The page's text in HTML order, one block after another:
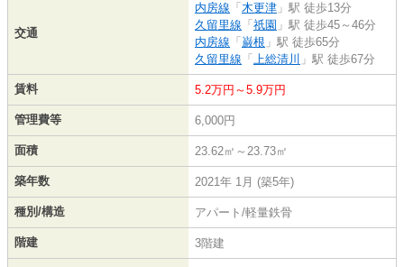
交通
内房線 「 木更津 」駅 徒歩13分
久留里線 「 祇園 」駅 徒歩45～46分
内房線 「 巌根 」駅 徒歩65分
久留里線 「 上総清川 」駅 徒歩67分
賃料 5.2万円～5.9万円
管理費等 6,000円
面積 23.62㎡～23.73㎡
築年数 2021年 1月 (築5年)
種別/構造 アパート/軽量鉄骨
階建 3階建